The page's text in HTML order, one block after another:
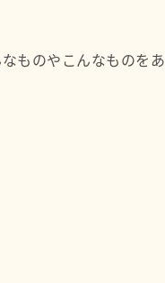
ものやこんなものをあ